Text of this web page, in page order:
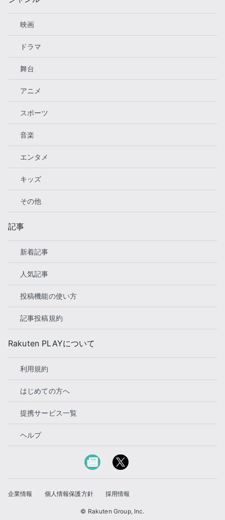
映画
ドラマ
舞台
アニメ
スポーツ
音楽
エンタメ
キッズ
その他
記事
新着記事
人気記事
投稿機能の使い方
記事投稿規約
Rakuten PLAYについて
利用規約
はじめての方へ
提携サービス一覧
ヘルプ
企業情報 個人情報保護方針 採用情報
© Rakuten Group, Inc.